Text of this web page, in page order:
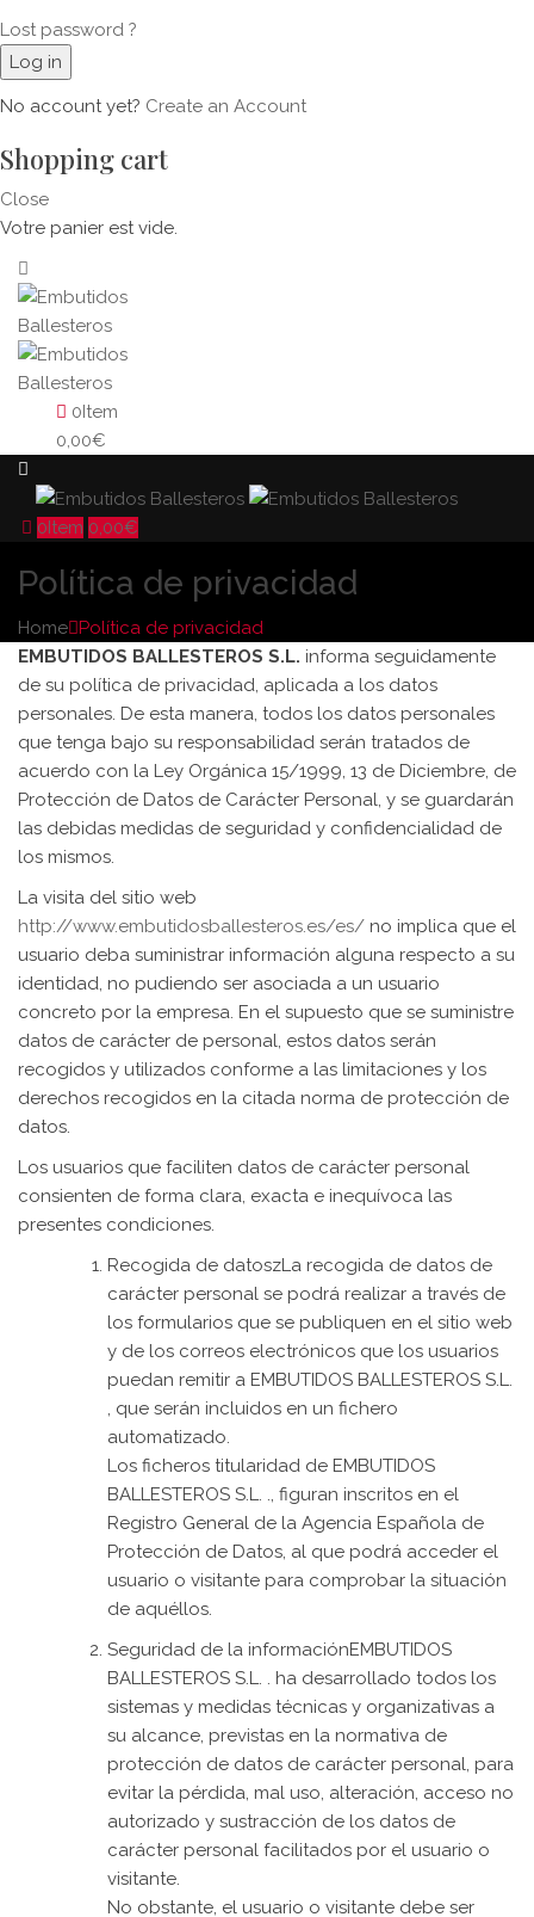
Lost password ?
Log in
No account yet? Create an Account
Shopping cart
Close
Votre panier est vide.
0Item
0,00€
0Item 0,00€
Política de privacidad
Home Política de privacidad
EMBUTIDOS BALLESTEROS S.L. informa seguidamente
de su política de privacidad, aplicada a los datos
personales. De esta manera, todos los datos personales
que tenga bajo su responsabilidad serán tratados de
acuerdo con la Ley Orgánica 15/1999, 13 de Diciembre, de
Protección de Datos de Carácter Personal, y se guardarán
las debidas medidas de seguridad y confidencialidad de
los mismos.
La visita del sitio web
http://www.embutidosballesteros.es/es/ no implica que el
usuario deba suministrar información alguna respecto a su
identidad, no pudiendo ser asociada a un usuario
concreto por la empresa. En el supuesto que se suministre
datos de carácter de personal, estos datos serán
recogidos y utilizados conforme a las limitaciones y los
derechos recogidos en la citada norma de protección de
datos.
Los usuarios que faciliten datos de carácter personal
consienten de forma clara, exacta e inequívoca las
presentes condiciones.
Recogida de datoszLa recogida de datos de
carácter personal se podrá realizar a través de
los formularios que se publiquen en el sitio web
y de los correos electrónicos que los usuarios
puedan remitir a EMBUTIDOS BALLESTEROS S.L.
, que serán incluidos en un fichero
automatizado.
Los ficheros titularidad de EMBUTIDOS
BALLESTEROS S.L. ., figuran inscritos en el
Registro General de la Agencia Española de
Protección de Datos, al que podrá acceder el
usuario o visitante para comprobar la situación
de aquéllos.
Seguridad de la informaciónEMBUTIDOS
BALLESTEROS S.L. . ha desarrollado todos los
sistemas y medidas técnicas y organizativas a
su alcance, previstas en la normativa de
protección de datos de carácter personal, para
evitar la pérdida, mal uso, alteración, acceso no
autorizado y sustracción de los datos de
carácter personal facilitados por el usuario o
visitante.
No obstante, el usuario o visitante debe ser